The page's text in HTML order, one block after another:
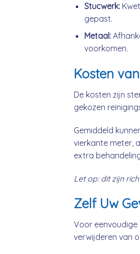
Stucwerk:
gepast.
Metaal:
voorkomen.
Kosten
De kosten zijn
gekozen
Gemiddeld
vierkante meter,
extra
Let op: dit zijn
Zelf Uw
Voor eenvoudige
verwijderen van